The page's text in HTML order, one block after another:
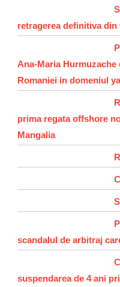
retragerea definitiva din
Ana-Maria Hurmuzache
Romaniei in domeniul
prima regata offshore
Mangalia
scandalul de arbitraj
suspendarea de 4 ani